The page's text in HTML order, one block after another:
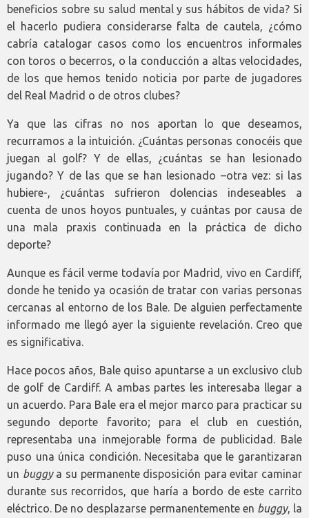
beneficios sobre su salud mental y sus hábitos de vida? Si
el hacerlo pudiera considerarse falta de cautela, ¿cómo
cabría catalogar casos como los encuentros informales
con toros o becerros, o la conducción a altas velocidades,
de los que hemos tenido noticia por parte de jugadores
del Real Madrid o de otros clubes?
Ya que las cifras no nos aportan lo que deseamos,
recurramos a la intuición. ¿Cuántas personas conocéis que
juegan al golf? Y de ellas, ¿cuántas se han lesionado
jugando? Y de las que se han lesionado –otra vez: si las
hubiere-, ¿cuántas sufrieron dolencias indeseables a
cuenta de unos hoyos puntuales, y cuántas por causa de
una mala praxis continuada en la práctica de dicho
deporte?
Aunque es fácil verme todavía por Madrid, vivo en Cardiff,
donde he tenido ya ocasión de tratar con varias personas
cercanas al entorno de los Bale. De alguien perfectamente
informado me llegó ayer la siguiente revelación. Creo que
es significativa.
Hace pocos años, Bale quiso apuntarse a un exclusivo club
de golf de Cardiff. A ambas partes les interesaba llegar a
un acuerdo. Para Bale era el mejor marco para practicar su
segundo deporte favorito; para el club en cuestión,
representaba una inmejorable forma de publicidad. Bale
puso una única condición. Necesitaba que le garantizaran
un buggya su permanente disposición para evitar caminar
durante sus recorridos, que haría a bordo de este carrito
eléctrico. De no desplazarse permanentemente en buggy, la